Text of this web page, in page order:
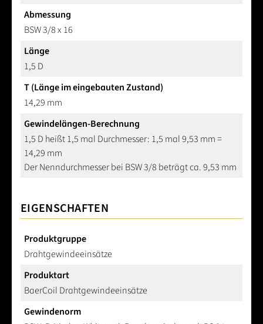
Abmessung
BSW 3/8 x 16
Länge
1,5 D
T (Länge im eingebauten Zustand)
14,29 mm
Gewindelängen-Berechnung
1,5 D heißt 1,5 mal Durchmesser: 1,5 mal 9,53 mm =
14,29 mm
Der Nenndurchmesser bei BSW 3/8 beträgt ca. 9,53 mm
EIGENSCHAFTEN
Produktgruppe
Drahtgewindeeinsätze
Produktart
BaerCoil Drahtgewindeeinsätze
Gewindenorm